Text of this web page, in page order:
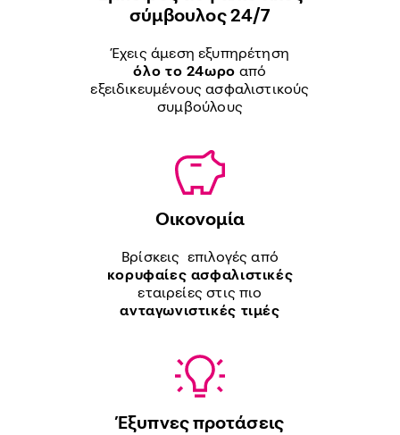
σύμβουλος 24/7
Έχεις άμεση εξυπηρέτηση
όλο το 24ωρο από
εξειδικευμένους ασφαλιστικούς
συμβούλους
Οικονομία
Βρίσκεις επιλογές από
κορυφαίες ασφαλιστικές
εταιρείες στις πιο
ανταγωνιστικές τιμές
Έξυπνες προτάσεις